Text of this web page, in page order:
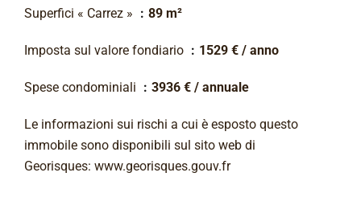
Superfici « Carrez » 89 m²
Imposta sul valore fondiario 1529 € / anno
Spese condominiali 3936 € / annuale
Le informazioni sui rischi a cui è esposto questo
immobile sono disponibili sul sito web di
Georisques: www.georisques.gouv.fr